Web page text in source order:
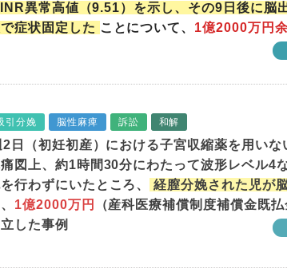
異常高値（9.51）を示し、その9日後に脳
症状固定した ことについて、 1億2000万円余
引分娩 脳性麻痺 訴訟 和解
日（初妊初産）における子宮収縮薬を用いな
図上、約1時間30分にわたって波形レベル4
行わずにいたところ、
経膣分娩された児が
1億2000万円
（産科医療補償制度補償金既
した事例